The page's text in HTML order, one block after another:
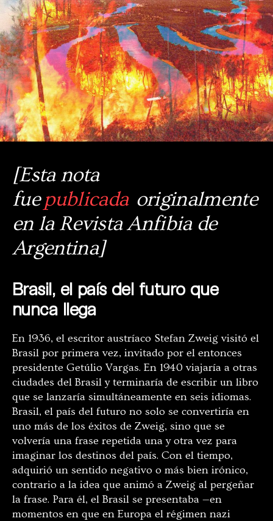
[Esta nota
fuepublicada originalmente
en la Revista Anfibia de
Argentina]
Brasil, el país del futuro que
nunca llega
En 1936, el escritor austríaco Stefan Zweig visitó el
Brasil por primera vez, invitado por el entonces
presidente Getúlio Vargas. En 1940 viajaría a otras
ciudades del Brasil y terminaría de escribir un libro
que se lanzaría simultáneamente en seis idiomas.
Brasil, el país del futuro no solo se convertiría en
uno más de los éxitos de Zweig, sino que se
volvería una frase repetida una y otra vez para
imaginar los destinos del país. Con el tiempo,
adquirió un sentido negativo o más bien irónico,
contrario a la idea que animó a Zweig al pergeñar
la frase. Para él, el Brasil se presentaba —en
momentos en que en Europa el régimen nazi